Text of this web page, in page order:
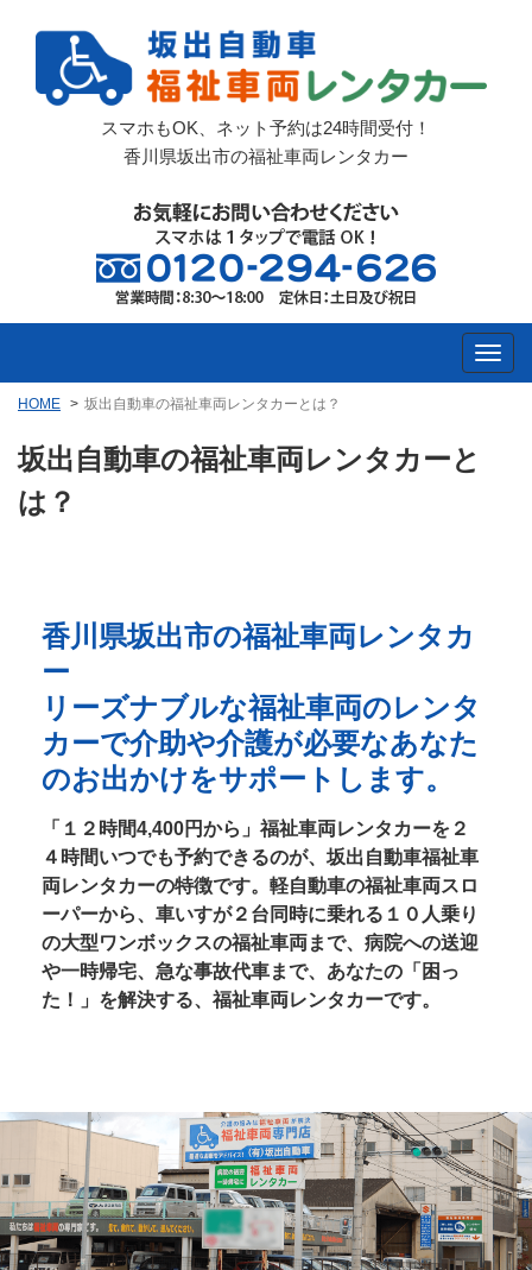
スマホもOK、ネット予約は24時間受付！
香川県坂出市の福祉車両レンタカー
HOME 坂出自動車の福祉車両レンタカーとは？
坂出自動車の福祉車両レンタカーと
は？
香川県坂出市の福祉車両レンタカ
ー
リーズナブルな福祉車両のレンタ
カーで介助や介護が必要なあなた
のお出かけをサポートします。
「１２時間4,400円から」福祉車両レンタカーを２
４時間いつでも予約できるのが、坂出自動車福祉車
両レンタカーの特徴です。軽自動車の福祉車両スロ
ーパーから、車いすが２台同時に乗れる１０人乗り
の大型ワンボックスの福祉車両まで、病院への送迎
や一時帰宅、急な事故代車まで、あなたの「困っ
た！」を解決する、福祉車両レンタカーです。